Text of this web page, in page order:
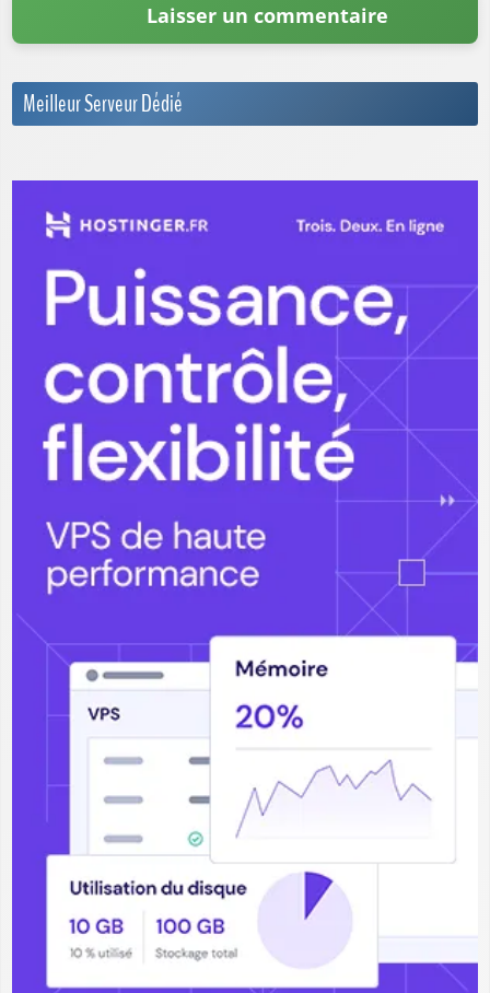
Meilleur Serveur Dédié